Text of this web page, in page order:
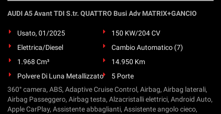
AUDI A5 Avant TDI S.tr. QUATTRO Busi Adv MATRIX+GANCIO
Usato, 01/2025
150 KW/204 CV
Elettrica/Diesel
Cambio Automatico (7)
1.968 Cm³
14.950 Km
Polvere Di Luna Metallizzato
5 Porte
360° camera, ABS, Adaptive Cruise Control, Airbag, Airbag laterali,
Airbag Passeggero, Airbag testa, Alzacristalli elettrici, Android Auto,
Apple CarPlay, Assistente abbaglianti, Assistente angolo cieco,